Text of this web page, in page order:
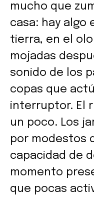
mucho que
casa: hay algo
tierra, en el
mojadas
sonido de los
copas que
interruptor. El
un poco. Los
por modestos
capacidad de
momento
que pocas